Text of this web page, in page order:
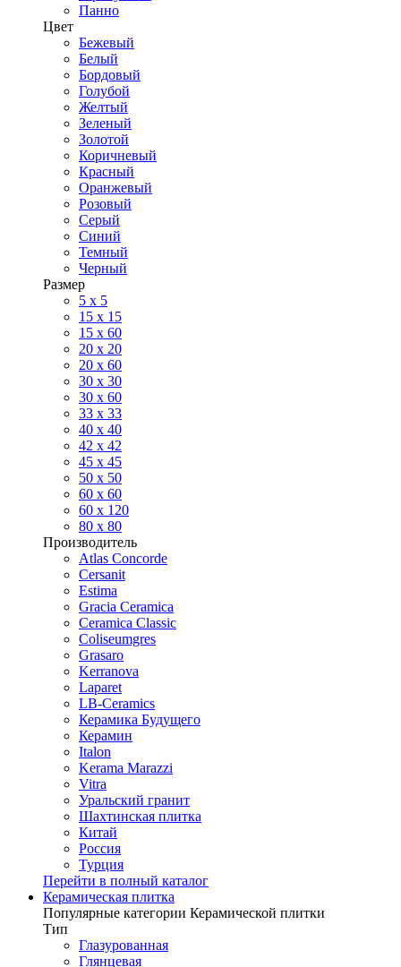
Панно
Цвет
Бежевый
Белый
Бордовый
Голубой
Желтый
Зеленый
Золотой
Коричневый
Красный
Оранжевый
Розовый
Серый
Синий
Темный
Черный
Размер
5 x 5
15 x 15
15 x 60
20 х 20
20 x 60
30 х 30
30 x 60
33 x 33
40 х 40
42 x 42
45 x 45
50 x 50
60 х 60
60 x 120
80 x 80
Производитель
Atlas Concorde
Cersanit
Estima
Gracia Ceramica
Ceramica Classic
Coliseumgres
Grasaro
Kerranova
Laparet
LB-Ceramics
Керамика Будущего
Керамин
Italon
Kerama Marazzi
Vitra
Уральский гранит
Шахтинская плитка
Китай
Россия
Турция
Перейти в полный каталог
Керамическая плитка
Популярные категории Керамической плитки
Тип
Глазурованная
Глянцевая